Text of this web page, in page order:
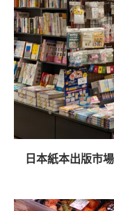
日本紙本出版市